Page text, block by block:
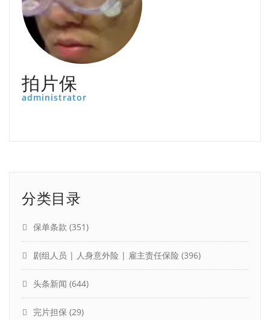
拍片保
administrator
分类目录
保单条款 (351)
剧组人员 | 人身意外险 | 雇主责任保险 (396)
头条新闻 (644)
完片担保 (29)